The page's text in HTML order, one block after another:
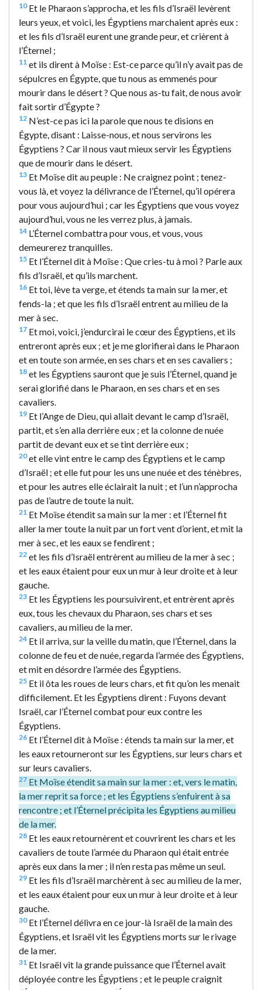
10Et le Pharaon s’approcha, et les fils d’Israël levèrent
leurs yeux, et voici, les Égyptiens marchaient après eux :
et les fils d’Israël eurent une grande peur, et crièrent à
l’Éternel ;
11 et ils dirent à Moïse : Est-ce parce qu’il n’y avait pas de
sépulcres en Égypte, que tu nous as emmenés pour
mourir dans le désert ? Que nous as-tu fait, de nous avoir
fait sortir d’Égypte ?
12 N’est-ce pas ici la parole que nous te disions en
Égypte, disant : Laisse-nous, et nous servirons les
Égyptiens ? Car il nous vaut mieux servir les Égyptiens
que de mourir dans le désert.
13 Et Moïse dit au peuple : Ne craignez point ; tenez-
vous là, et voyez la délivrance de l’Éternel, qu’il opérera
pour vous aujourd’hui ; car les Égyptiens que vous voyez
aujourd’hui, vous ne les verrez plus, à jamais.
14 L’Éternel combattra pour vous, et vous, vous
demeurerez tranquilles.
15 Et l’Éternel dit à Moïse : Que cries-tu à moi ? Parle aux
fils d’Israël, et qu’ils marchent.
16 Et toi, lève ta verge, et étends ta main sur la mer, et
fends-la ; et que les fils d’Israël entrent au milieu de la
mer à sec.
17 Et moi, voici, j’endurcirai le cœur des Égyptiens, et ils
entreront après eux ; et je me glorifierai dans le Pharaon
et en toute son armée, en ses chars et en ses cavaliers ;
18 et les Égyptiens sauront que je suis l’Éternel, quand je
serai glorifié dans le Pharaon, en ses chars et en ses
cavaliers.
19 Et l’Ange de Dieu, qui allait devant le camp d’Israël,
partit, et s’en alla derrière eux ; et la colonne de nuée
partit de devant eux et se tint derrière eux ;
20et elle vint entre le camp des Égyptiens et le camp
d’Israël ; et elle fut pour les uns une nuée et des ténèbres,
et pour les autres elle éclairait la nuit ; et l’un n’approcha
pas de l’autre de toute la nuit.
21 Et Moïse étendit sa main sur la mer : et l’Éternel fit
aller la mer toute la nuit par un fort vent d’orient, et mit la
mer à sec, et les eaux se fendirent ;
22 et les fils d’Israël entrèrent au milieu de la mer à sec ;
et les eaux étaient pour eux un mur à leur droite et à leur
gauche.
23 Et les Égyptiens les poursuivirent, et entrèrent après
eux, tous les chevaux du Pharaon, ses chars et ses
cavaliers, au milieu de la mer.
24 Et il arriva, sur la veille du matin, que l’Éternel, dans la
colonne de feu et de nuée, regarda l’armée des Égyptiens,
et mit en désordre l’armée des Égyptiens.
25 Et il ôta les roues de leurs chars, et fit qu’on les menait
difficilement. Et les Égyptiens dirent : Fuyons devant
Israël, car l’Éternel combat pour eux contre les
Égyptiens.
26 Et l’Éternel dit à Moïse : étends ta main sur la mer, et
les eaux retourneront sur les Égyptiens, sur leurs chars et
sur leurs cavaliers.
27 Et Moïse étendit sa main sur la mer : et, vers le matin,
la mer reprit sa force ; et les Égyptiens s’enfuirent à sa
rencontre ; et l’Éternel précipita les Égyptiens au milieu
de la mer.
28 Et les eaux retournèrent et couvrirent les chars et les
cavaliers de toute l’armée du Pharaon qui était entrée
après eux dans la mer ; il n’en resta pas même un seul.
29 Et les fils d’Israël marchèrent à sec au milieu de la mer,
et les eaux étaient pour eux un mur à leur droite et à leur
gauche.
30Et l’Éternel délivra en ce jour-là Israël de la main des
Égyptiens, et Israël vit les Égyptiens morts sur le rivage
de la mer.
31 Et Israël vit la grande puissance que l’Éternel avait
déployée contre les Égyptiens ; et le peuple craignit